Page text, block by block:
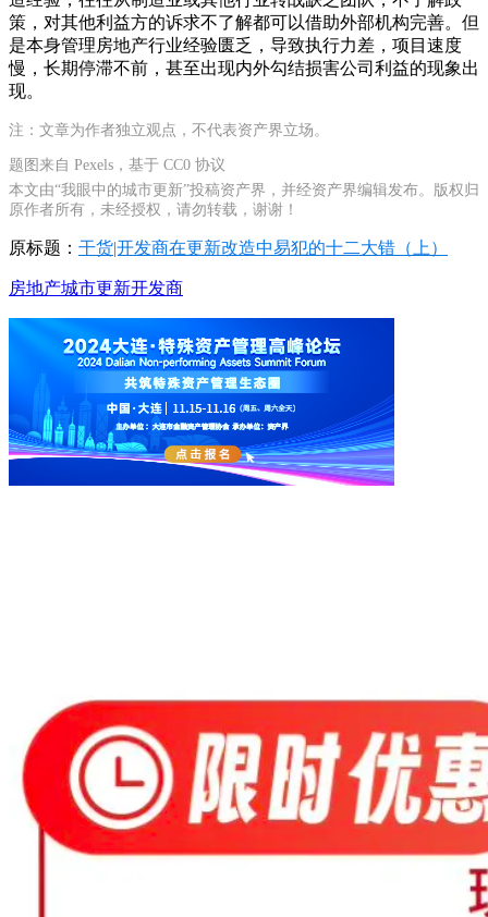
策，对其他利益方的诉求不了解都可以借助外部机构完善。但
是本身管理房地产行业经验匮乏，导致执行力差，项目速度
慢，长期停滞不前，甚至出现内外勾结损害公司利益的现象出
现。
注：文章为作者独立观点，不代表资产界立场。
题图来自 Pexels，基于 CC0 协议
本文由“我眼中的城市更新”投稿资产界，并经资产界编辑发布。版权归
原作者所有，未经授权，请勿转载，谢谢！
原标题： 干货|开发商在更新改造中易犯的十二大错（上）
房地产城市更新开发商